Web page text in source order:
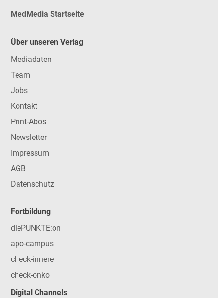
MedMedia Startseite
Über unseren Verlag
Mediadaten
Team
Jobs
Kontakt
Print-Abos
Newsletter
Impressum
AGB
Datenschutz
Fortbildung
diePUNKTE:on
apo-campus
check-innere
check-onko
Digital Channels